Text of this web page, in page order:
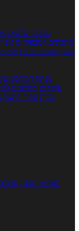
מתכוני סלטים
מתכונים לטבעוניים
בשר מתכוני ילדים
מנתח המתכונים
עשירים מתכונים
עדות ספרי בישול
תפריטי תזונה